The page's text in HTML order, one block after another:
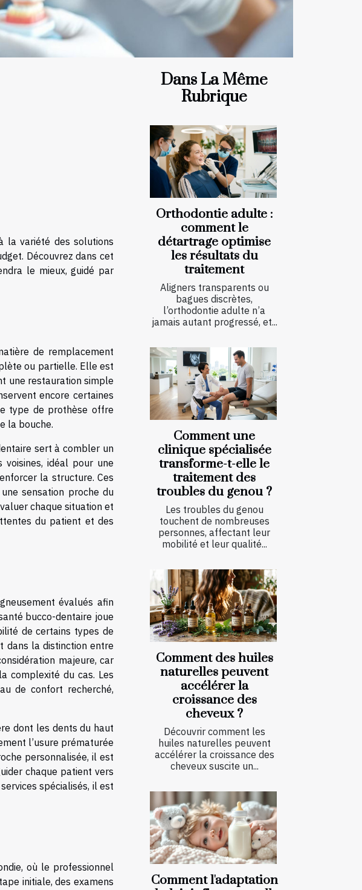
la variété des solutions
Découvrez dans cet
le mieux, guidé par
de remplacement
ou partielle. Elle est
une restauration simple
encore certaines
type de prothèse offre
la bouche.
sert à combler un
idéal pour une
la structure. Ces
sensation proche du
chaque situation et
du patient et des
évalués afin
bucco-dentaire joue
de certains types de
dans la distinction entre
majeure, car
complexité du cas. Les
de confort recherché,
dont les dents du haut
l’usure prématurée
personnalisée, il est
chaque patient vers
spécialisés, il est
où le professionnel
initiale, des examens
Dans La Même
Rubrique
Orthodontie adulte :
comment le
détartrage optimise
les résultats du
traitement
Aligners transparents ou
bagues discrètes,
l’orthodontie adulte n’a
jamais autant progressé, et...
Comment une
clinique spécialisée
transforme-t-elle le
traitement des
troubles du genou ?
Les troubles du genou
touchent de nombreuses
personnes, affectant leur
mobilité et leur qualité...
Comment des huiles
naturelles peuvent
accélérer la
croissance des
cheveux ?
Découvrir comment les
huiles naturelles peuvent
accélérer la croissance des
cheveux suscite un...
Comment l'adaptation